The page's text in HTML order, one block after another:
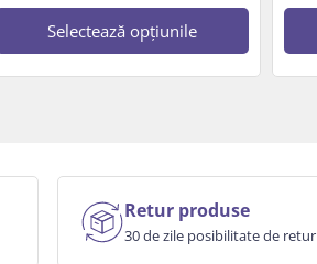
Selectează opțiunile
Retur produse
30 de zile posibilitate de retur